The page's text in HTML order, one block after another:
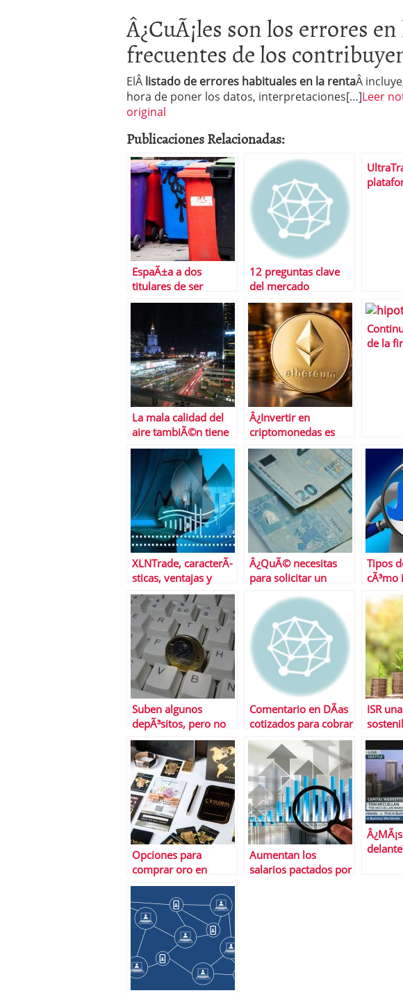
Â¿CuÃ¡les son los errores
frecuentes de los
ElÂ listado de errores habituales en la rentaÂ
hora de poner los datos, interpretaciones[…]Leer
original
Publicaciones Relacionadas:
EspaÃ±a a dos
titulares de ser
declarada bono
12 preguntas clave
del mercado
inmobiliario de la
mano de Borja Mateo
La mala calidad del
aire tambiÃ©n tiene
un coste econÃ³mico
Â¿Invertir en
criptomonedas es
para todos los
inversores?
de la
XLNTrade, caracterÃ­
sticas, ventajas y
desventajas del
brÃ³ker
Â¿QuÃ© necesitas
para solicitar un
Tipos
cÃ³mo
tasa
Suben algunos
depÃ³sitos, pero no
todos ni todos los
plazos
Comentario en DÃ­as
cotizados para cobrar
el paro por Abdou
samb
ISR
Opciones para
comprar oro en
EspaÃ±a 2022
Aumentan los
salarios pactados por